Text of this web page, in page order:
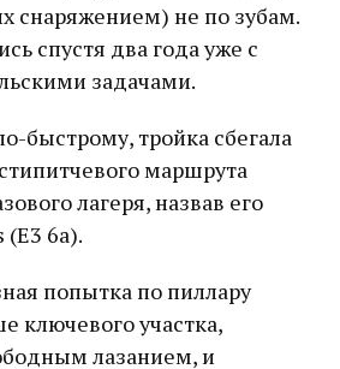
снаряжением) не по зубам.
спустя два года уже с
задачами.
быстрому, тройка сбегала
маршрута
лагеря, назвав его
(E3 6a).
попытка по пиллару
ключевого участка,
лазанием, и